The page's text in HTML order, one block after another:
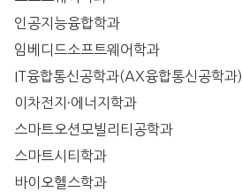
인공지능융합학과
임베디드소프트웨어학과
IT융합통신공학과(AX융합통신공학과)
이차전지·에너지학과
스마트오션모빌리티공학과
스마트시티학과
바이오헬스학과